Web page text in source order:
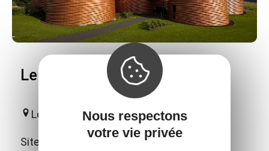
Le Don du Fel - Poterie du Don
Le Fel
Site européen de référence dédié à la
Nous respectons
votre vie privée